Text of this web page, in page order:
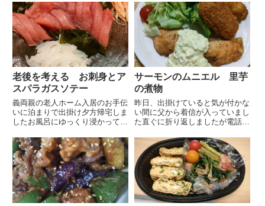
は気のせいか陽射しが強く朝の時
点ですでに暑いような気がします
天気予報での最高気温は35度で
す9月といえど気を抜かずに気
を...
日のお弁当のメインおかずは普通
のささみフライです。昨日より一
口大にそぎ切りにして塩麹に漬け
こんであります。 今度は完璧
老後を考える お刺身とア
スパラガスソテー
義両親の老人ホーム入居のお手伝
いに泊まりで出掛け夕方帰宅しま
したお風呂にゆっくり浸かってか
ル焼きにしましたが画像なしかな
り疲れています早めに休み次の日
は日曜日だった為2人ともゆっく
り寝ていました昼食は夫のリク
エ...
サーモンのムニエル 里芋
の煮物
昨日、出掛けていると気が付かな
い間に父から着信が入っていまし
た直ぐに折り返しましたが電話に
のかと気がきではありません間も
なく折返しの電話があり、先日会
ったときに渡したスーパーライフ
の宗家キムチをお昼御飯の時に
食...